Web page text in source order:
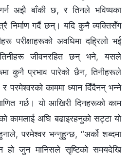
गर्न अझै बाँकी छ, र तिनले भविष्यका
निर्माण गर्दै छन्। यदि कुनै व्यक्तिसँग
परीक्षाहरूको अवधिमा दह्रिलो भई
जीवनरहित छन् भने, यसले
कुनै प्रभाव पारेको छैन, तिनीहरूले
र परमेश्‍वरको काममा ध्यान दिँदैनन् भन्‍ने
गर्छ। यो आखिरी दिनहरूको काम
कामलाई अघि बढाइरहनुको सट्टा यो
परमेश्‍वर भन्‍नुहुन्छ, “अर्को शब्दमा
हो जुन मानिसले सृष्टिको समयदेखि